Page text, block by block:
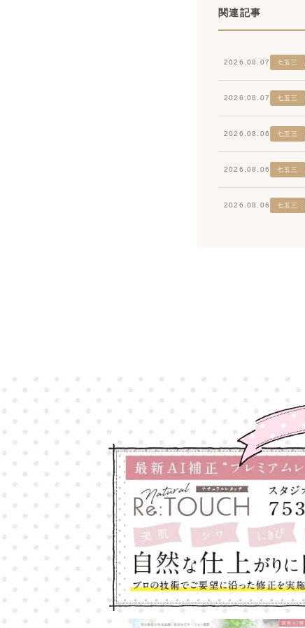
関連記事
2026.08.07 七五三
2026.08.07 七五三
2026.08.06 七五三
2026.08.06 七五三
2026.08.06 七五三